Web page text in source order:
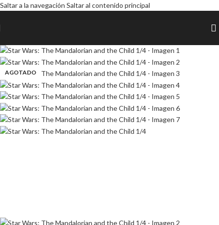
Saltar a la navegación Saltar al contenido principal
AGOTADO